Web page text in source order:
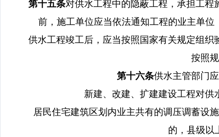
第十五条对供水工程中的隐蔽工程，承担工
前，施工单位应当依法通知工程的业主单
供水工程竣工后，应当按照国家有关规定组
按照
第十六条供水主管部门
新建、改建、扩建建设工程对
居民住宅建筑区划内业主共有的调压调蓄设
的，县级以